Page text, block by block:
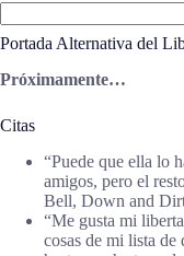
Portada Alternativa del
Próximamente…
Citas
“Puede que ella lo
amigos, pero el
Bell, Down and
“Me gusta mi
cosas de mi lista de